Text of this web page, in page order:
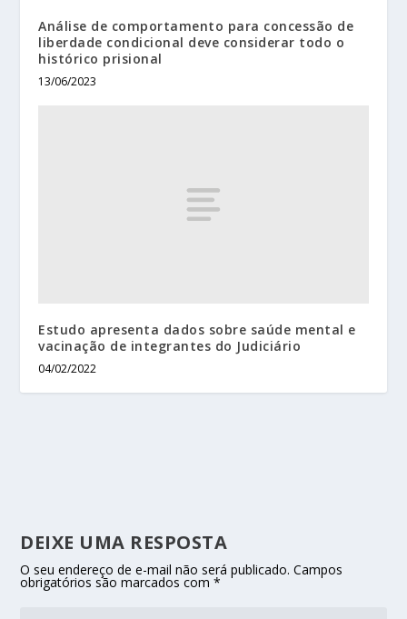
Análise de comportamento para concessão de
liberdade condicional deve considerar todo o
histórico prisional
13/06/2023
Estudo apresenta dados sobre saúde mental e
vacinação de integrantes do Judiciário
04/02/2022
DEIXE UMA RESPOSTA
O seu endereço de e-mail não será publicado. Campos
obrigatórios são marcados com*